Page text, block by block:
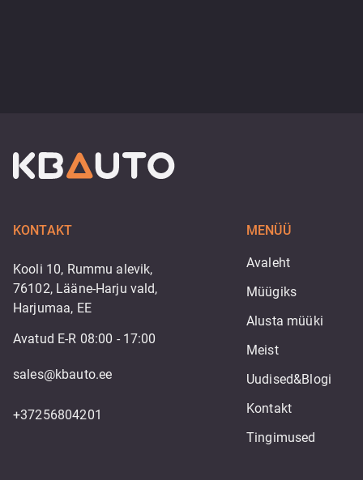
KONTAKT
Kooli 10, Rummu alevik,
76102, Lääne-Harju vald,
Harjumaa, EE
Avatud E-R 08:00 - 17:00
sales@kbauto.ee
+37256804201
MENÜÜ
Avaleht
Müügiks
Alusta müüki
Meist
Uudised&Blogi
Kontakt
Tingimused